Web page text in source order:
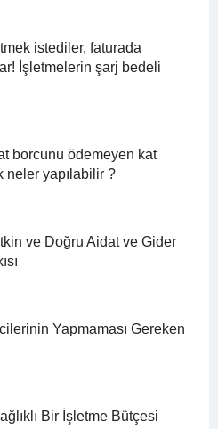
istediler, faturada
İşletmelerin şarj bedeli
borcunu ödemeyen kat
neler yapılabilir ?
ve Doğru Aidat ve Gider
Yapmaması Gereken
Bir İşletme Bütçesi